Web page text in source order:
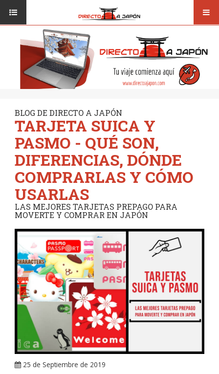
CONSEJOS
DESTINOS
ISI JAPANESE LANGUAGE SCHOOL
BLOG DE DIRECTO A JAPÓN
TARJETA SUICA Y
PASMO - QUÉ SON,
DIFERENCIAS, DÓNDE
COMPRARLAS Y CÓMO
USARLAS
LAS MEJORES TARJETAS PREPAGO PARA
MOVERTE Y COMPRAR EN JAPÓN
25 de Septiembre de 2019
VIAJAR A JAPÓN
VUELOS
TRANSPORTE
DESTINOS
RUTAS / MAPAS
CULTURA
RESTAURANTES
SEGUROS
ARRAY